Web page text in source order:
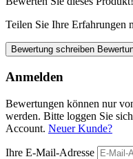
Teilen Sie Ihre Erfahrungen
Bewertung schreiben
Anmelden
Bewertungen können nur
werden. Bitte loggen Sie
Account. Neuer Kunde?
Ihre E-Mail-Adresse